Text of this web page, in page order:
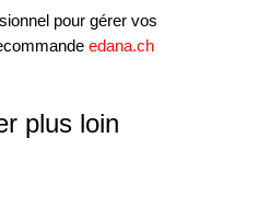
pour gérer vos
edana.ch
plus loin